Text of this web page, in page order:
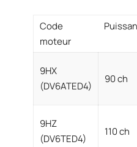
Code
moteur
9HX
(DV6ATED4)
90 ch
9HZ
(DV6TED4)
110 ch